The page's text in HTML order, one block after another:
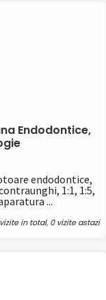
Endodontice,
endodontice,
1:1, 1:5,
...
in total, 0 vizite astazi